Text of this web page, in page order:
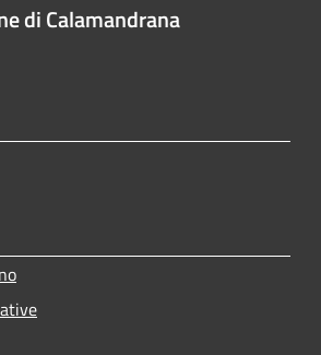
di Calamandrana